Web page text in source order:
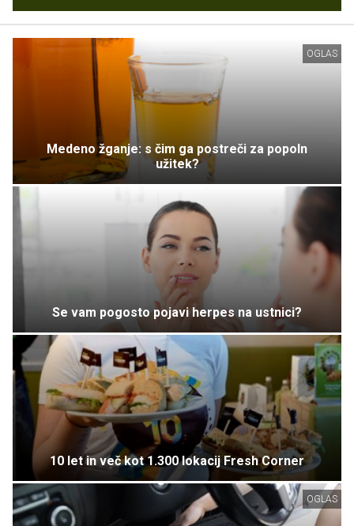
OGLAS
Medeno žganje: s čim ga postreči za popoln
užitek?
Se vam pogosto pojavi herpes na ustnici?
10 let in več kot 1.300 lokacij Fresh Corner
OGLAS